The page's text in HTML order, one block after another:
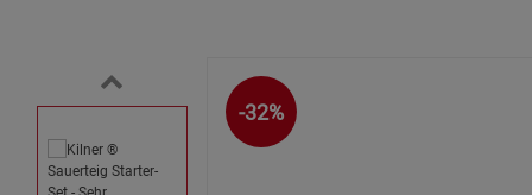
-32%